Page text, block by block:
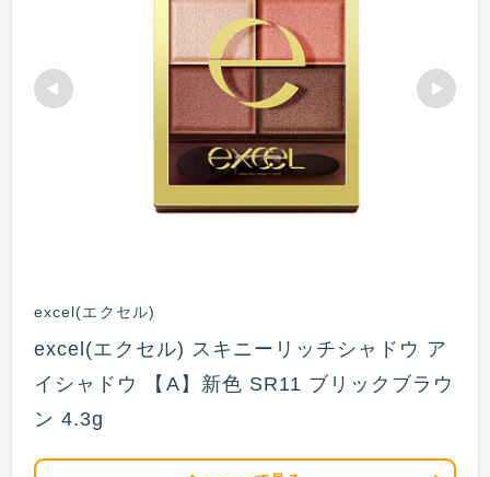
excel(エクセル)
excel(エクセル) スキニーリッチシャドウ ア
イシャドウ 【A】新色 SR11 ブリックブラウ
ン 4.3g